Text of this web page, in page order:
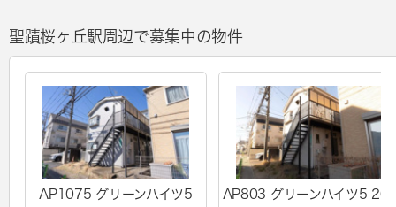
聖蹟桜ヶ丘駅周辺で募集中の物件
AP1075 グリーンハイツ5
AP803 グリーンハイツ5